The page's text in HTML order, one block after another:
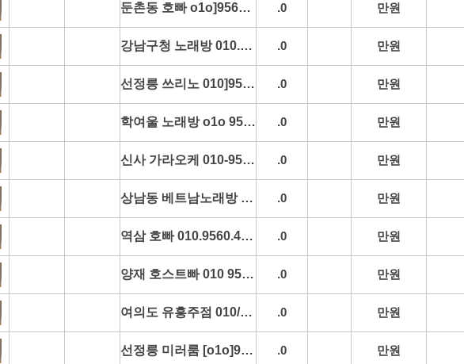
둔촌동 호빠 o1o]9560]4285 둔촌동역호빠 천호동호빠 강일동호빠 올림픽대로호빠 실시간문의 .0 만원
강남구청 노래방 010.9560.4285 강남구청역노래방 학동사거리노래방 삼성동노래방 도산공원노래방 시세문의 .0 만원
선정릉 쓰리노 010]9560 4285 선정릉역쓰리노 대치동쓰리노 코엑스쓰리노 선릉동쓰리노 시세문의 .0 만원
학여울 노래방 o1o 9560 4285 학여울역노래방 삼성동노래방 코엑스노래방 개포동노래방 시세문의 .0 만원
신사 가라오케 010-9560-4285 신사역가라오케 압구정가라오케 가로수길가라오케 신사야구장 추천 .0 만원
상남동 베트남노래방 [o1o]4493-4285 용호동베트남노래방 팔용동베트남노래방 명서동베트남노래방 중앙동베트남노래방 시세문의 .0 만원
역삼 호빠 010.9560.4285 역삼역호빠 대치동호빠 선릉동호빠 언주동호빠 추천 .0 만원
양재 호스트빠 010 9560 4285 양재역호스트빠 양재화훼호스트빠 내곡동호스트빠 서초동호스트빠 시세문의 .0 만원
여의도 유흥주점 010/9560/4285 여의도역유흥주점 여의도한강유흥주점 여의도하이퍼블릭 여의도셔츠룸 평일문의 .0 만원
선정릉 미러룸 [o1o]9560-4285 선정릉역미러룸 테헤란로미러룸 삼성동미러룸 역삼동미러룸 시세문의 .0 만원